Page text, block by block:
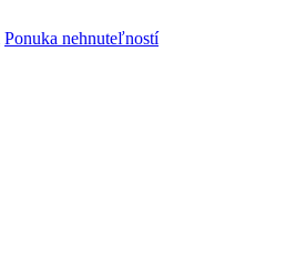
Ponuka nehnuteľností